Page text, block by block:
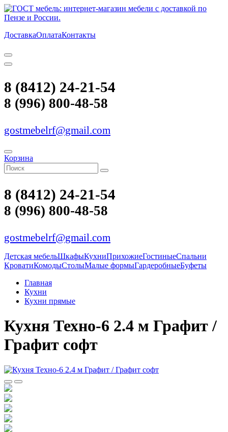
ДоставкаОплатаКонтакты
8 (8412) 24-21-54
8 (996) 800-48-58
gostmebelrf@gmail.com
Корзина
8 (8412) 24-21-54
8 (996) 800-48-58
gostmebelrf@gmail.com
Детская мебельШкафыКухниПрихожиеГостиныеСпальни
КроватиКомодыСтолыМалые формыГардеробныеБуфеты
Главная
Кухни
Кухни прямые
Кухня Техно-6 2.4 м Графит /
Графит софт